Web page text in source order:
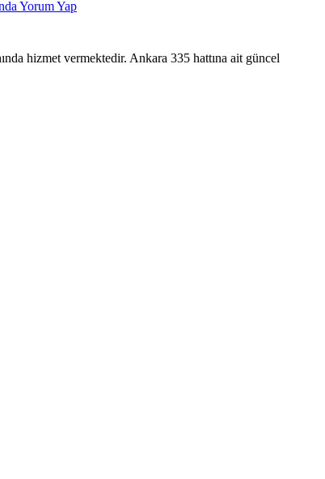
Yorum Yap
hizmet vermektedir. Ankara 335 hattına ait güncel